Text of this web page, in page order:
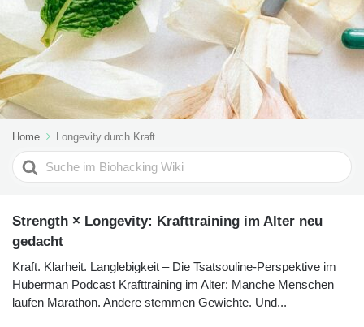
Home Longevity durch Kraft
Search
For
Strength × Longevity: Krafttraining im Alter neu
gedacht
Kraft. Klarheit. Langlebigkeit – Die Tsatsouline-Perspektive im
Huberman Podcast Krafttraining im Alter: Manche Menschen
laufen Marathon. Andere stemmen Gewichte. Und...